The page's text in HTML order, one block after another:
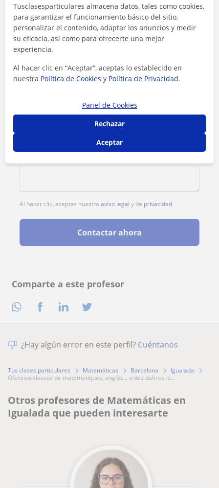
Comparte a este profesor
Tarifa 12€/h
1ª clase gratis
Al hacer clic, aceptas nuestroaviso legal y de privacidad
Contactar ahora
¿Hay algún error en este perfil? Cuéntanos
Tus clases particulares Matemáticas Barcelona
Igualada
ofereixo classes de matemàtiques, anglès... entre daltres. e...
Otros profesores de Matemáticas en
Igualada que pueden interesarte
Tusclasesparticulares almacena datos, tales como cookies,
para garantizar el funcionamiento básico del sitio,
personalizar el contenido, adaptar los anuncios y medir
su eficacia, así como para ofrecerte una mejor
experiencia.
Al hacer clic en “Aceptar”, aceptas lo establecido en
nuestra Política de Cookies y Política de Privacidad.
Panel de Cookies
Rechazar
Aceptar